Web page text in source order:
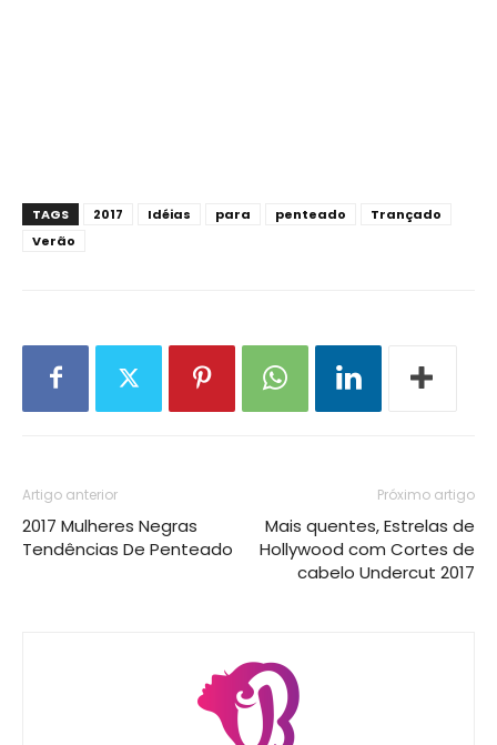
TAGS 2017 Idéias para penteado
Trançado
Verão
Artigo anterior
2017 Mulheres Negras
Tendências De Penteado
Próximo artigo
Mais quentes, Estrelas de
Hollywood com Cortes de
cabelo Undercut 2017